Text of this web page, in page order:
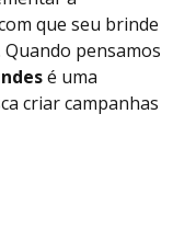
que seu brinde
pensamos
é uma
criar campanhas